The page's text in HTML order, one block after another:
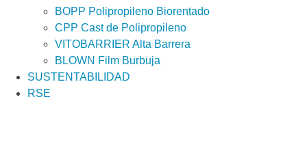
BOPP Polipropileno Biorentado
CPP Cast de Polipropileno
VITOBARRIER Alta Barrera
BLOWN Film Burbuja
SUSTENTABILIDAD
RSE